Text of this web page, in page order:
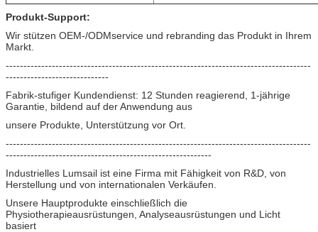
Produkt-Support:
Wir stützen OEM-/ODMservice und rebranding das Produkt in Ihrem
Markt.
--------------------------------------------------------------------------------------
-----------------------------
Fabrik-stufiger Kundendienst: 12 Stunden reagierend, 1-jährige
Garantie, bildend auf der Anwendung aus
unsere Produkte, Unterstützung vor Ort.
--------------------------------------------------------------------------------------
----------------------------------------------------------
Industrielles Lumsail ist eine Firma mit Fähigkeit von R&D, von
Herstellung und von internationalen Verkäufen.
Unsere Hauptprodukte einschließlich die
Physiotherapieausrüstungen, Analyseausrüstungen und Licht
basiert